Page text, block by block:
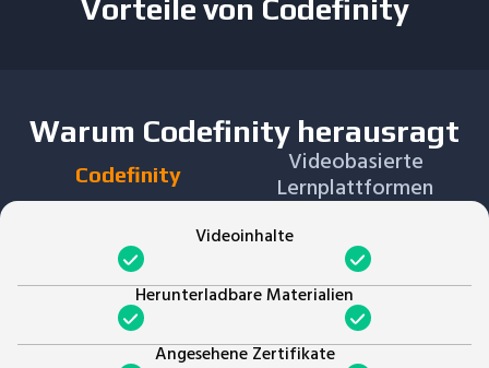
Vorteile von Codefinity
Warum Codefinity herausragt
Codefinity Videobasierte
Lernplattformen
Videoinhalte
Herunterladbare Materialien
Angesehene Zertifikate